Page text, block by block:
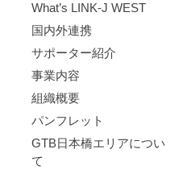
What’s LINK-J WEST
国内外連携
サポーター紹介
事業内容
組織概要
パンフレット
GTB日本橋エリアについ
て